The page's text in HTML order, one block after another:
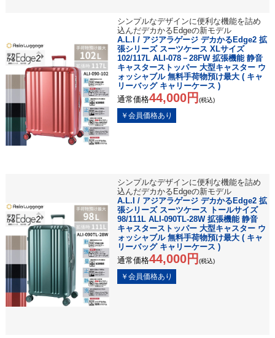
シンプルなデザインに便利な機能を詰め
込んだデカかるEdgeの新モデル
A.L.I / アジアラゲージ デカかるEdge2 拡
張シリーズ スーツケース XLサイズ
102/117L ALI-078－28FW 拡張機能 静音
キャスターストッパー 大型キャスター ウ
ォッシャブル 無料手荷物預け最大 ( キャ
リーバッグ キャリーケース )
通常価格44,000円 (税込)
シンプルなデザインに便利な機能を詰め
込んだデカかるEdgeの新モデル
A.L.I / アジアラゲージ デカかるEdge2 拡
張シリーズ スーツケース トールサイズ
98/111L ALI-090TL-28W 拡張機能 静音
キャスターストッパー 大型キャスター ウ
ォッシャブル 無料手荷物預け最大 ( キャ
リーバッグ キャリーケース )
通常価格44,000円 (税込)